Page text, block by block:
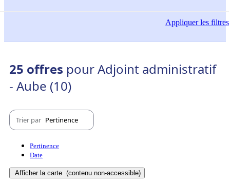
Appliquerles filtres
25 offres pour Adjoint administratif
- Aube (10)
Trier par Pertinence
Pertinence
Date
Afficher la carte (contenu non-accessible)